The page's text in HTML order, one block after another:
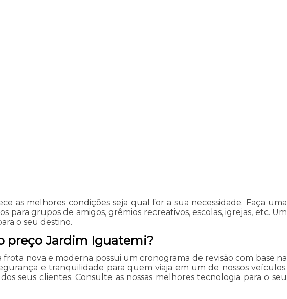
as melhores condições seja qual for a sua necessidade. Faça uma
grupos de amigos, grêmios recreativos, escolas, igrejas, etc. Um
o seu destino.
preço Jardim Iguatemi?
nova e moderna possui um cronograma de revisão com base na
e tranquilidade para quem viaja em um de nossos veículos.
seus clientes. Consulte as nossas melhores tecnologia para o seu